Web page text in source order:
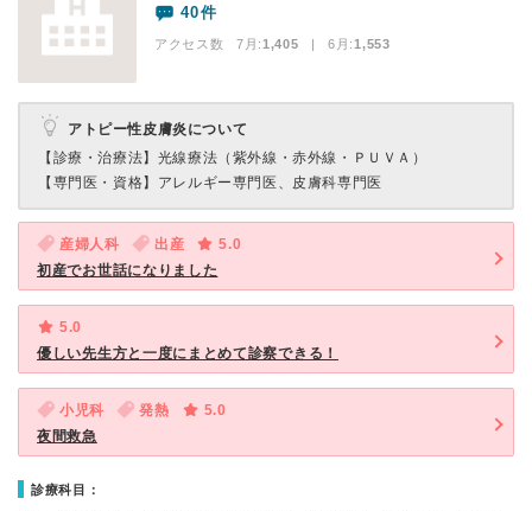
40件
アクセス数 7月:1,405 | 6月:1,553
アトピー性皮膚炎について
【診療・治療法】 光線療法（紫外線・赤外線・ＰＵＶＡ）
【専門医・資格】 アレルギー専門医、皮膚科専門医
産婦人科 出産
5.0
初産でお世話になりました
5.0
優しい先生方と一度にまとめて診察できる！
小児科 発熱
5.0
夜間救急
診療科目：